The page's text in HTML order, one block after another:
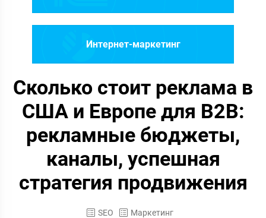
Интернет-маркетинг
Сколько стоит реклама в
США и Европе для B2B:
рекламные бюджеты,
каналы, успешная
стратегия продвижения
SEO Маркетинг